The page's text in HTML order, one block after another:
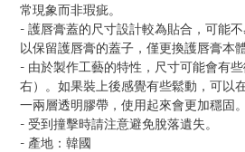
常現象而非瑕疵。
- 護唇膏蓋的尺寸設計較為貼合，可能
以保留護唇膏的蓋子，僅更換護唇膏本體
- 由於製作工藝的特性，尺寸可能會有
右）。如果裝上後感覺有些鬆動，可以
一兩層透明膠帶，使用起來會更加穩固。
- 受到撞擊時請注意避免脫落遺失。
- 產地：韓國